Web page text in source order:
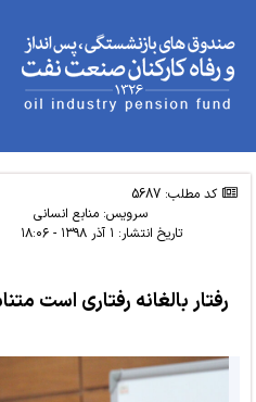
کد مطلب: 5687
سرویس:منابع انسانی
تاریخ انتشار: ۱ آذر ۱۳۹۸ - ۱۸:۰۶
رفتار بالغانه رفتاری است